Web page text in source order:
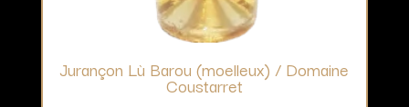
Jurançon Lù Barou (moelleux) / Domaine
Coustarret